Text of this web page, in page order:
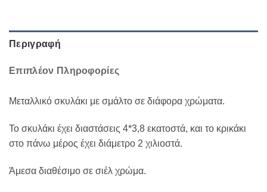
Περιγραφή
Επιπλέον Πληροφορίες
Μεταλλικό σκυλάκι με σμάλτο σε διάφορα χρώματα.
Το σκυλάκι έχει διαστάσεις 4*3,8 εκατοστά, και το κρικάκι
στο πάνω μέρος έχει διάμετρο 2 χιλιοστά.
Άμεσα διαθέσιμο σε σιέλ χρώμα.